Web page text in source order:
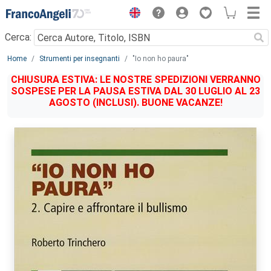
Menu
Cerca:
Main content
Home Strumenti per insegnanti "Io non ho paura"
CHIUSURA ESTIVA: LE NOSTRE SPEDIZIONI VERRANNO
SOSPESE PER LA PAUSA ESTIVA DAL 30 LUGLIO AL 23
AGOSTO (INCLUSI). BUONE VACANZE!